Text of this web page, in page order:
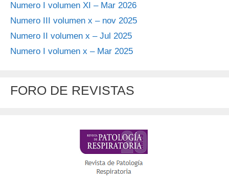
Numero I volumen XI – Mar 2026
Numero III volumen x – nov 2025
Numero II volumen x – Jul 2025
Numero I volumen x – Mar 2025
FORO DE REVISTAS